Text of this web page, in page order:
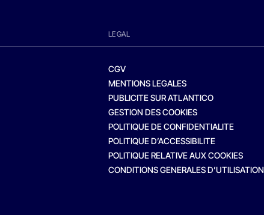
LEGAL
CGV
MENTIONS LEGALES
PUBLICITE SUR ATLANTICO
GESTION DES COOKIES
POLITIQUE DE CONFIDENTIALITE
POLITIQUE D’ACCESSIBILITE
POLITIQUE RELATIVE AUX COOKIES
CONDITIONS GENERALES D’UTILISATION